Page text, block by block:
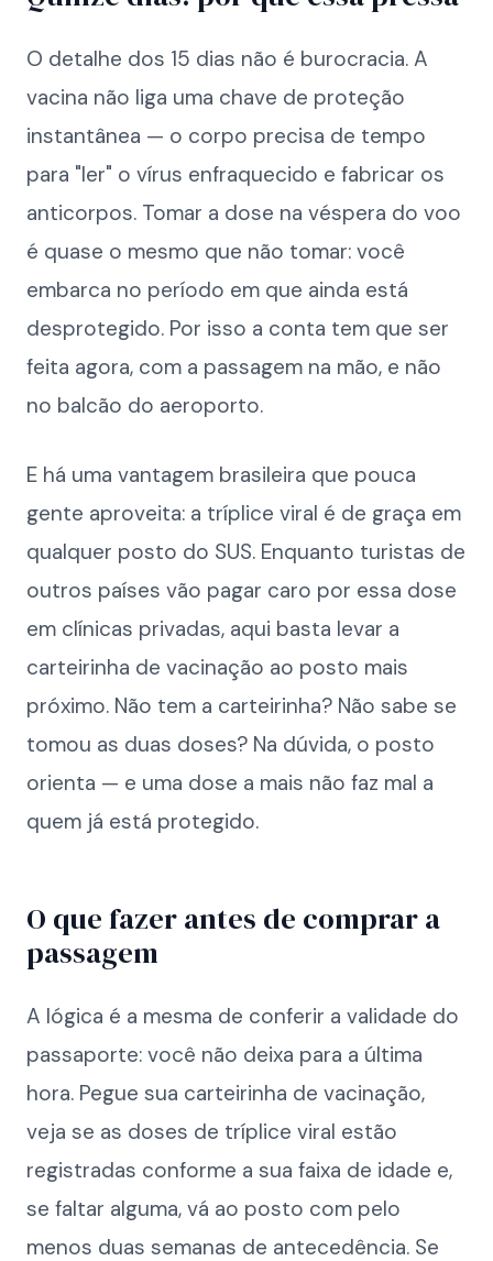
O detalhe dos 15 dias não é burocracia. A
vacina não liga uma chave de proteção
instantânea — o corpo precisa de tempo
para "ler" o vírus enfraquecido e fabricar os
anticorpos. Tomar a dose na véspera do voo
é quase o mesmo que não tomar: você
embarca no período em que ainda está
desprotegido. Por isso a conta tem que ser
feita agora, com a passagem na mão, e não
no balcão do aeroporto.
E há uma vantagem brasileira que pouca
gente aproveita: a tríplice viral é de graça em
qualquer posto do SUS. Enquanto turistas de
outros países vão pagar caro por essa dose
em clínicas privadas, aqui basta levar a
carteirinha de vacinação ao posto mais
próximo. Não tem a carteirinha? Não sabe se
tomou as duas doses? Na dúvida, o posto
orienta — e uma dose a mais não faz mal a
quem já está protegido.
O que fazer antes de comprar a
passagem
A lógica é a mesma de conferir a validade do
passaporte: você não deixa para a última
hora. Pegue sua carteirinha de vacinação,
veja se as doses de tríplice viral estão
registradas conforme a sua faixa de idade e,
se faltar alguma, vá ao posto com pelo
menos duas semanas de antecedência. Se